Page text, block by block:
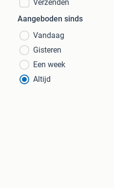
Verzenden
Aangeboden sinds
Vandaag
Gisteren
Een week
Altijd